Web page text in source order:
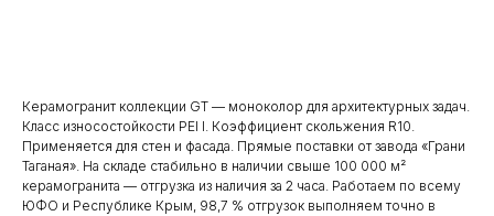
Керамогранит коллекции GT — моноколор для архитектурных задач.
Класс износостойкости PEI I. Коэффициент скольжения R10.
Применяется для стен и фасада. Прямые поставки от завода «Грани
Таганая». На складе стабильно в наличии свыше 100 000 м²
керамогранита — отгрузка из наличия за 2 часа. Работаем по всему
ЮФО и Республике Крым, 98,7 % отгрузок выполняем точно в